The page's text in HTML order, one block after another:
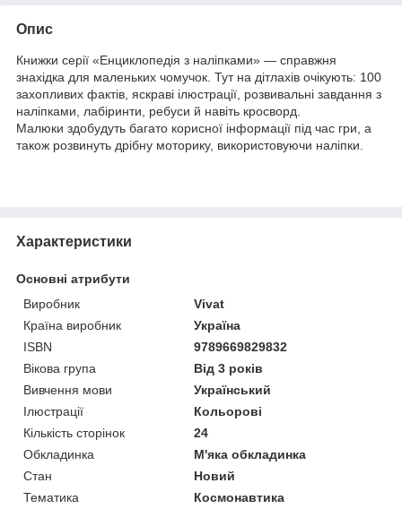
Опис
Книжки серії «Енциклопедія з наліпками» — справжня
знахідка для маленьких чомучок. Тут на дітлахів очікують: 100
захопливих фактів, яскраві ілюстрації, розвивальні завдання з
наліпками, лабіринти, ребуси й навіть кросворд.
Малюки здобудуть багато корисної інформації під час гри, а
також розвинуть дрібну моторику, використовуючи наліпки.
Характеристики
Основні атрибути
Виробник
Vivat
Країна виробник
Україна
ISBN
9789669829832
Вікова група
Від 3 років
Вивчення мови
Український
Ілюстрації
Кольорові
Кількість сторінок
24
Обкладинка
М'яка обкладинка
Стан
Новий
Тематика
Космонавтика